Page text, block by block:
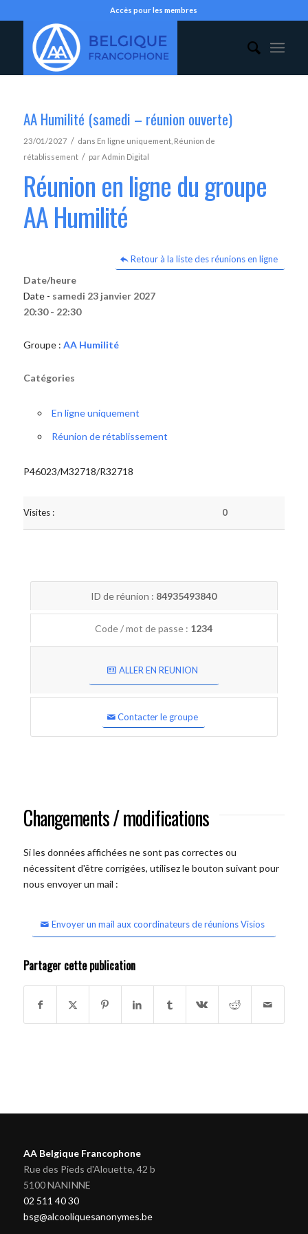
Accès pour les membres
AA Humilité (samedi – réunion ouverte)
23/01/2027 / dans En ligne uniquement, Réunion de
rétablissement / parAdmin Digital
Réunion en ligne du groupe
AA Humilité
Retour à la liste des réunions en ligne
Date/heure
Date - samedi 23 janvier 2027
20:30 - 22:30
Groupe : AA Humilité
Catégories
En ligne uniquement
Réunion de rétablissement
P46023/M32718/R32718
Visites : 0
ID de réunion : 84935493840
Code / mot de passe : 1234
ALLER EN REUNION
Contacter le groupe
Changements / modifications
Si les données affichées ne sont pas correctes ou
nécessitent d'être corrigées, utilisez le bouton suivant pour
nous envoyer un mail :
Envoyer un mail aux coordinateurs de réunions Visios
Partager cette publication
AA Belgique Francophone
Rue des Pieds d'Alouette, 42 b
5100 NANINNE
02 511 40 30
bsg@alcooliquesanonymes.be